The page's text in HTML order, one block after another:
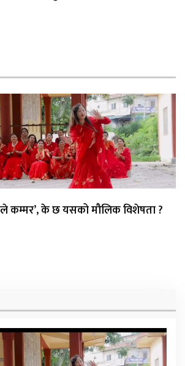
कम्मर’, के छ यसको मौलिक विशेषता ?